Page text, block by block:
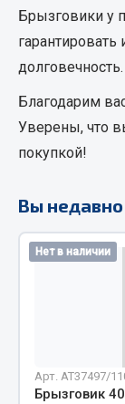
Технические
Весь раздел
МЕТИЗЫ
Болты
Кольца
Пробки
Весь раздел
Брызговики у
долговечность.
Благодарим
Уверены, что
покупкой!
Вы
Нет в наличии
Арт. AT37497/
Брызговик